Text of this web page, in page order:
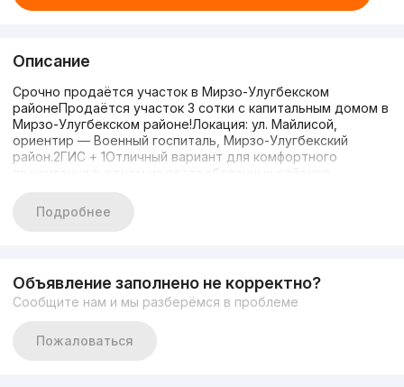
Описание
Срочно продаётся участок в Мирзо-Улугбекском
районеПродаётся участок 3 сотки с капитальным домом в
Мирзо-Улугбекском районе!Локация: ул. Майлисой,
ориентир — Военный госпиталь, Мирзо-Улугбекский
район.2ГИС + 1Отличный вариант для комфортного
проживания в одном из востребованных районов
комнатыУчасток: 3 соткиНа территории: зелёная зона для
отдыхаБассейнКотельнаяДополнительная
Подробнее
Объявление заполнено не корректно?
Сообщите нам и мы разберёмся в проблеме
Пожаловаться